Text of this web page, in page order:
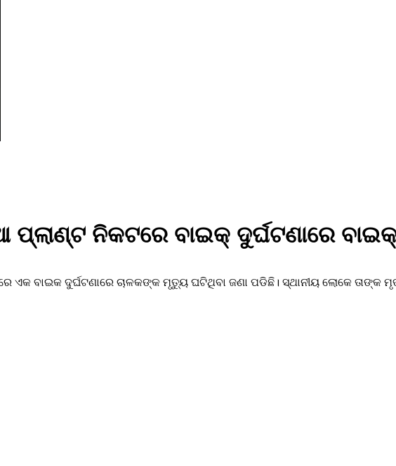
ନିକଟରେ ବାଇକ୍ ଦୁର୍ଘଟଣାରେ
ଏକ ବାଇକ ଦୁର୍ଘଟଣାରେ ଚାଳକଙ୍କ ମୃତ୍ୟୁ ଘଟିଥିବା ଜଣା ପଡିଛି। ସ୍ଥାନୀୟ ଲୋକେ ତାଙ୍କ